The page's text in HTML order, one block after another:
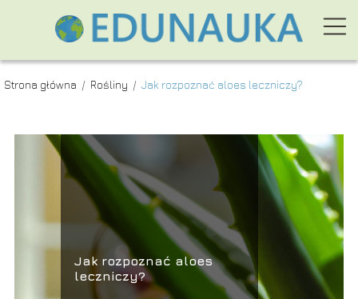
Strona główna / Rośliny / Jak rozpoznać aloes leczniczy?
Jak rozpoznać aloes
leczniczy?